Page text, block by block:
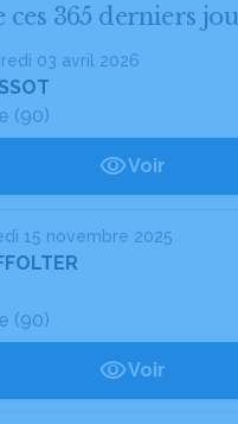
ces 365 derniers
03 avril 2026
(90)
Voir
15 novembre 2025
(90)
Voir